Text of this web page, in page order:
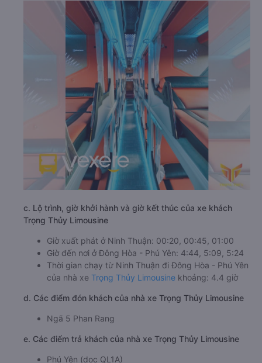
c. Lộ trình, giờ khởi hành và giờ kết thúc của xe khách
Trọng Thủy Limousine
Giờ xuất phát ở Ninh Thuận: 00:20, 00:45, 01:00
Giờ đến nơi ở Đông Hòa - Phú Yên: 4:44, 5:09, 5:24
Thời gian chạy từ Ninh Thuận đi Đông Hòa - Phú Yên
của nhà xe Trọng Thủy Limousine khoảng: 4.4 giờ
d. Các điểm đón khách của nhà xe Trọng Thủy Limousine
Ngã 5 Phan Rang
e. Các điểm trả khách của nhà xe Trọng Thủy Limousine
Phú Yên (dọc QL1A)